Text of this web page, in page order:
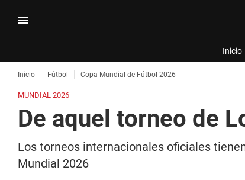
Inicio
Inicio Fútbol Copa Mundial de Fútbol 2026
MUNDIAL 2026
De aquel torneo de
Los torneos internacionales oficiales
Mundial 2026